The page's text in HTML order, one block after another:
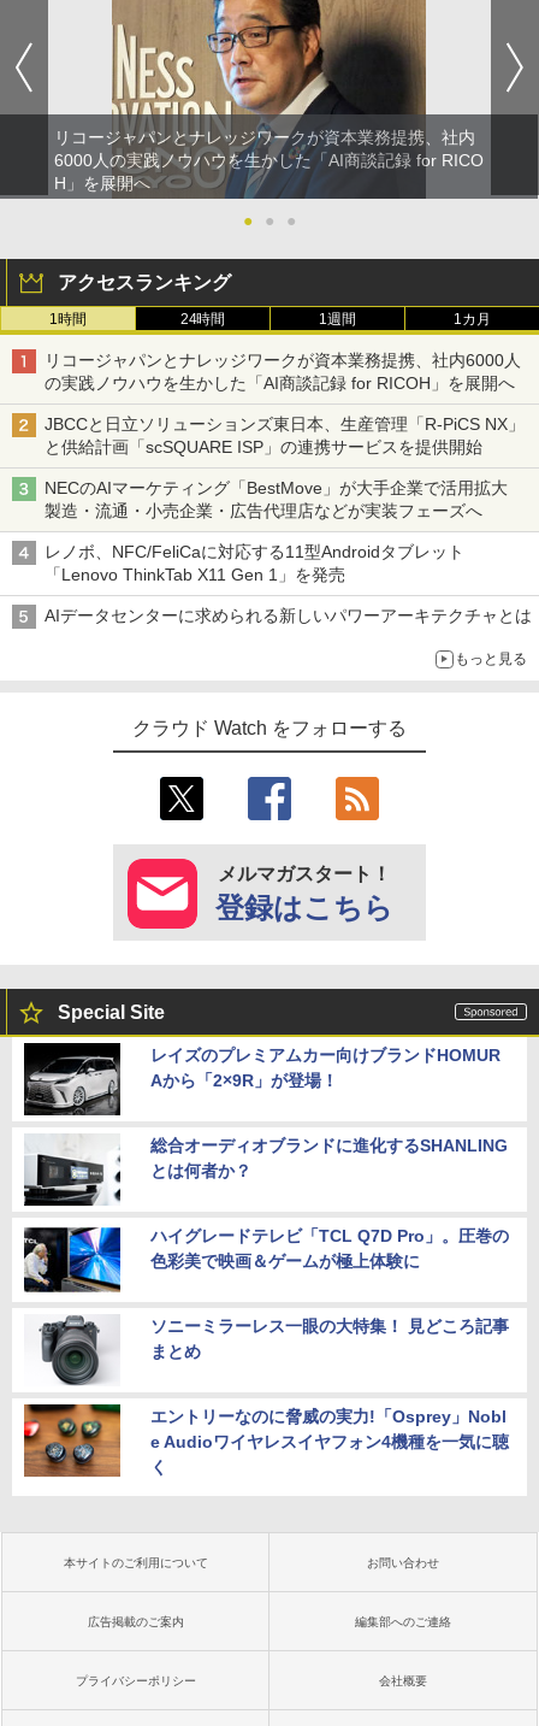
リコージャパンとナレッジワークが資本業務提携、社内
6000人の実践ノウハウを生かした「AI商談記録 for RICO
H」を展開へ
●
● ●
アクセスランキング
1時間 24時間 1週間 1カ月
リコージャパンとナレッジワークが資本業務提携、社内6000人
の実践ノウハウを生かした「AI商談記録 for RICOH」を展開へ
JBCCと日立ソリューションズ東日本、生産管理「R-PiCS NX」
と供給計画「scSQUARE ISP」の連携サービスを提供開始
NECのAIマーケティング「BestMove」が大手企業で活用拡大
製造・流通・小売企業・広告代理店などが実装フェーズへ
レノボ、NFC/FeliCaに対応する11型Androidタブレット
「Lenovo ThinkTab X11 Gen 1」を発売
AIデータセンターに求められる新しいパワーアーキテクチャとは
もっと見る
クラウド Watch をフォローする
メルマガスタート！
登録はこちら
Special Site
レイズのプレミアムカー向けブランドHOMUR
Aから「2×9R」が登場！
総合オーディオブランドに進化するSHANLING
とは何者か？
ハイグレードテレビ「TCL Q7D Pro」。圧巻の
色彩美で映画＆ゲームが極上体験に
ソニーミラーレス一眼の大特集！ 見どころ記事
まとめ
エントリーなのに脅威の実力!「Osprey」Nobl
e Audioワイヤレスイヤフォン4機種を一気に聴
く
本サイトのご利用について お問い合わせ
広告掲載のご案内 編集部へのご連絡
プライバシーポリシー 会社概要